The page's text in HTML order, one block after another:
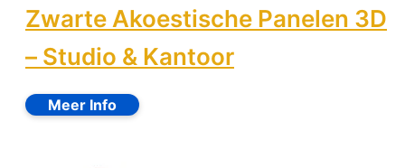
Zwarte Akoestische Panelen 3D
– Studio & Kantoor